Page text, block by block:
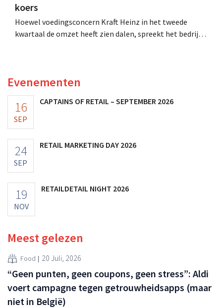
koers
Hoewel voedingsconcern Kraft Heinz in het tweede
kwartaal de omzet heeft zien dalen, spreekt het bedrijf
Evenementen
16
SEP
CAPTAINS OF RETAIL – SEPTEMBER 2026
24
SEP
RETAIL MARKETING DAY 2026
19
NOV
RETAILDETAIL NIGHT 2026
Meest gelezen
Food 20 Juli, 2026
“Geen punten, geen coupons, geen stress”: Aldi
voert campagne tegen getrouwheidsapps (maar
niet in België)